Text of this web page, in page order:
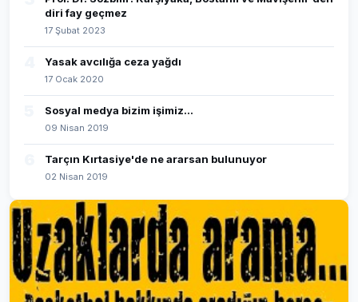
diri fay geçmez
17 Şubat 2023
Yasak avcılığa ceza yağdı
17 Ocak 2020
Sosyal medya bizim işimiz...
09 Nisan 2019
Tarçın Kırtasiye'de ne ararsan bulunuyor
02 Nisan 2019